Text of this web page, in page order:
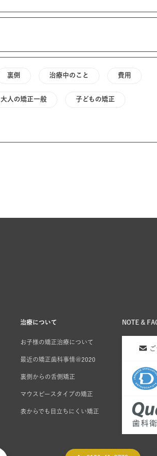
裏側 治療中のこと 費用
大人の矯正一般 子どもの矯正
治療について
お子様の矯正治療について
最近の矯正歯科事情＠2020
裏側からの舌側矯正
マウスピースタイプの矯正
表からでも目立ちにくい矯正
NOTE &